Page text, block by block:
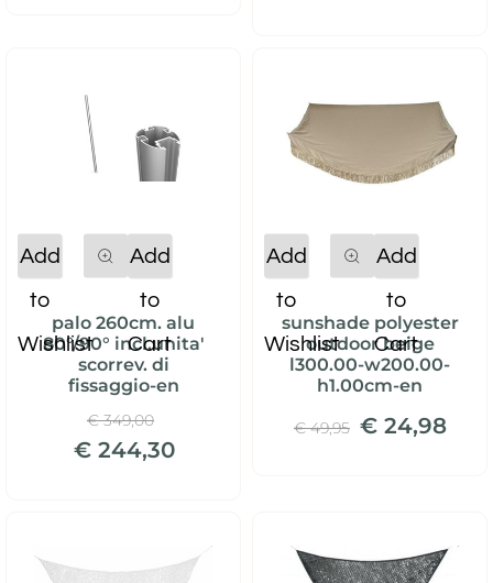
Add
to
Wishlist
Add
to
Cart
palo 260cm. alu
80°/90° incl.unita'
scorrev. di
fissaggio-en
€ 349,00
€ 244,30
Add
to
Wishlist
Add
to
Cart
sunshade polyester
outdoor beige
l300.00-w200.00-
h1.00cm-en
€ 49,95 € 24,98